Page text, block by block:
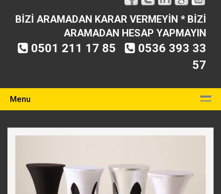
BİZİ ARAMADAN KARAR VERMEYİN * BİZİ
ARAMADAN HESAP YAPMAYIN
0501 211 17 85
0536 393 33
57
Menu